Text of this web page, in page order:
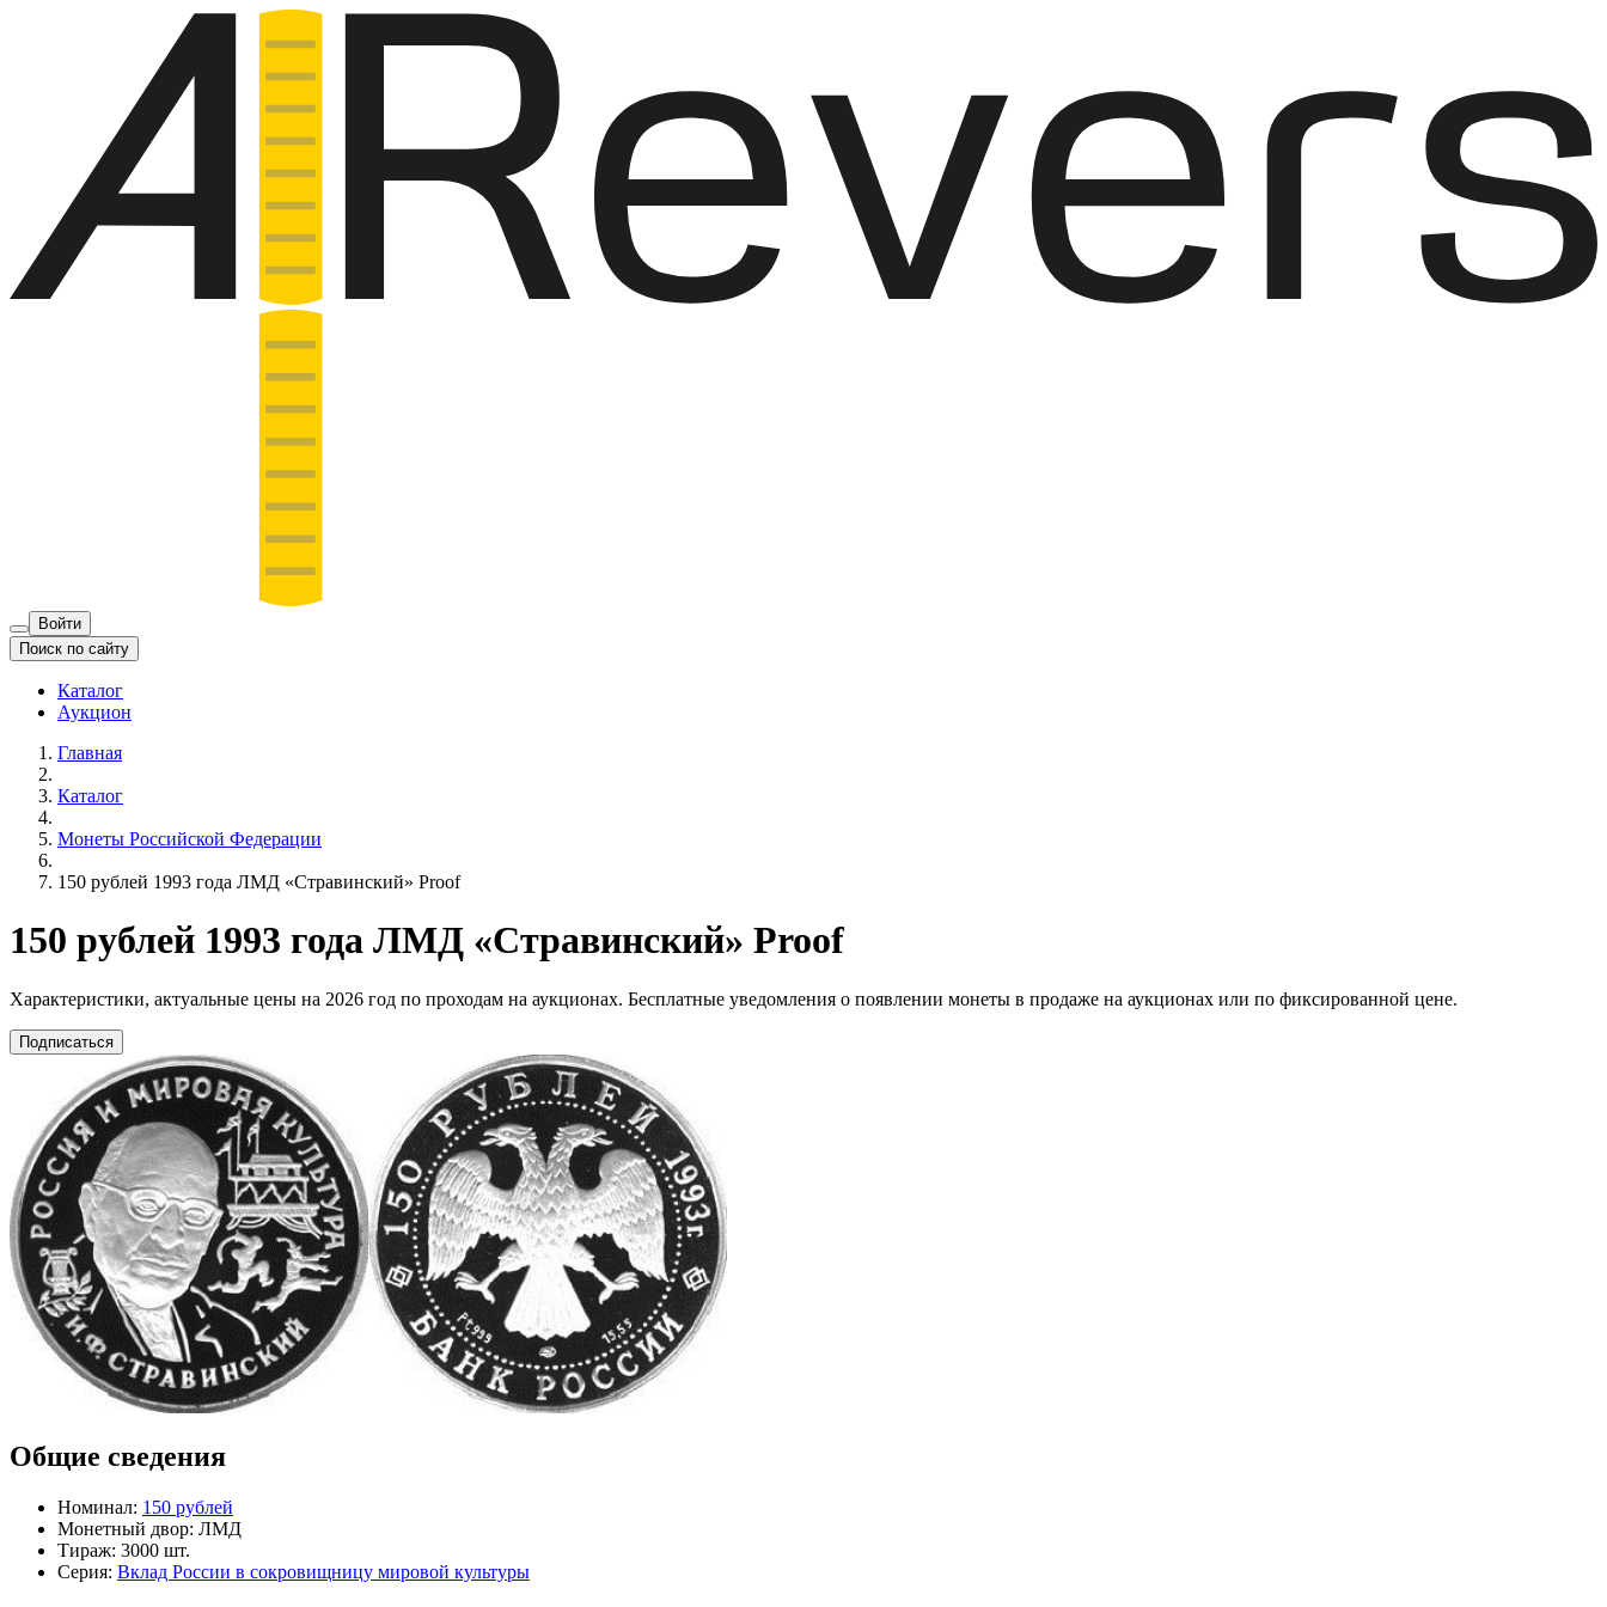
Войти
Поиск по сайту
Каталог
Аукцион
Главная
Каталог
Монеты Российской Федерации
150 рублей 1993 года ЛМД «Стравинский» Proof
150 рублей 1993 года ЛМД «Стравинский» Proof
Характеристики, актуальные цены на 2026 год по проходам на аукционах. Бесплатные уведомления о появлении монеты в продаже на аукционах или по фиксированной цене.
Подписаться
Общие сведения
Номинал: 150 рублей
Монетный двор: ЛМД
Тираж: 3000 шт.
Серия: Вклад России в сокровищницу мировой культуры